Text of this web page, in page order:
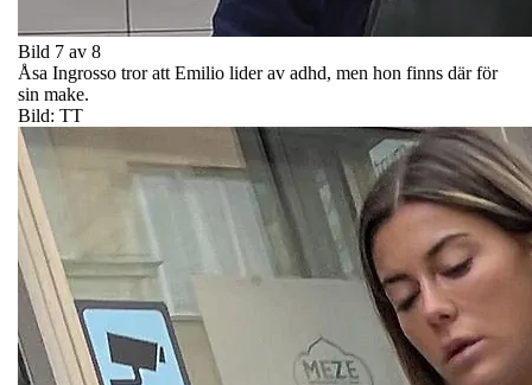
Bild 7 av 8
Åsa Ingrosso tror att Emilio lider av adhd, men hon finns där för
sin make.
Bild: TT